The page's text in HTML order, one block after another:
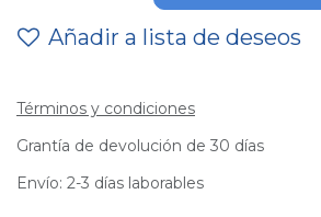
Añadir a lista de deseos
Términos y condiciones
Grantía de devolución de 30 días
Envío: 2-3 días laborables